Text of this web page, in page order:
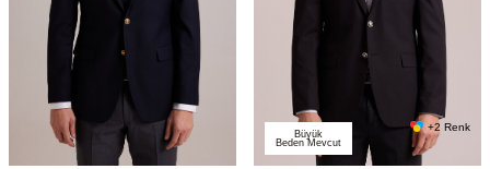
Büyük
Beden Mevcut
+2 Renk